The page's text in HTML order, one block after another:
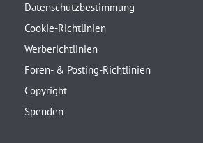
Datenschutzbestimmung
Cookie-Richtlinien
Werberichtlinien
Foren- & Posting-Richtlinien
Copyright
Spenden